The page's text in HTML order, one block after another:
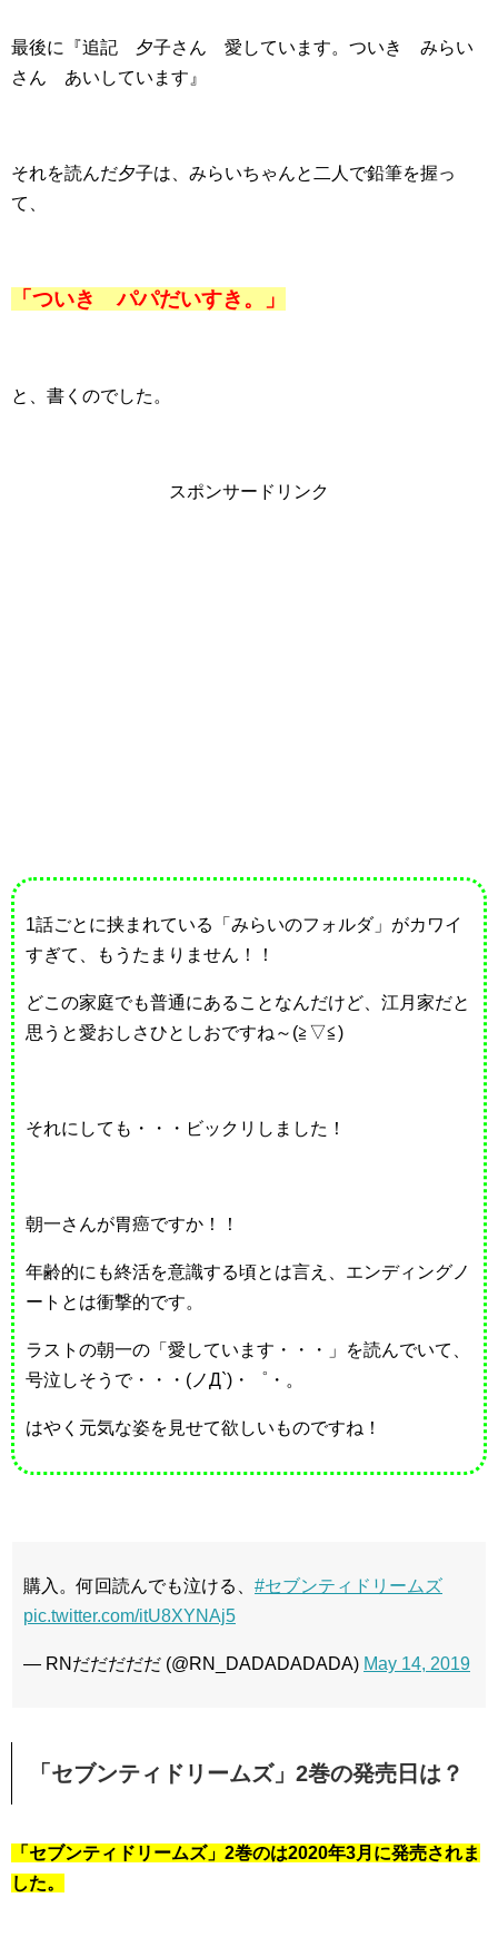
最後に『追記 夕子さん 愛しています。ついき みらい
さん あいしています』
それを読んだ夕子は、みらいちゃんと二人で鉛筆を握っ
て、
「ついき パパだいすき。」
と、書くのでした。
スポンサードリンク
1話ごとに挟まれている「みらいのフォルダ」がカワイ
すぎて、もうたまりません！！
どこの家庭でも普通にあることなんだけど、江月家だと
思うと愛おしさひとしおですね～(≧▽≦)
それにしても・・・ビックリしました！
朝一さんが胃癌ですか！！
年齢的にも終活を意識する頃とは言え、エンディングノ
ートとは衝撃的です。
ラストの朝一の「愛しています・・・」を読んでいて、
号泣しそうで・・・(ノД`)・゜・。
はやく元気な姿を見せて欲しいものですね！
購入。何回読んでも泣ける、 #セブンティドリームズ
pic.twitter.com/itU8XYNAj5
— RNだだだだだ (@RN_DADADADADA) May 14, 2019
「セブンティドリームズ」2巻の発売日は？
「セブンティドリームズ」2巻のは2020年3月に発売されま
した。